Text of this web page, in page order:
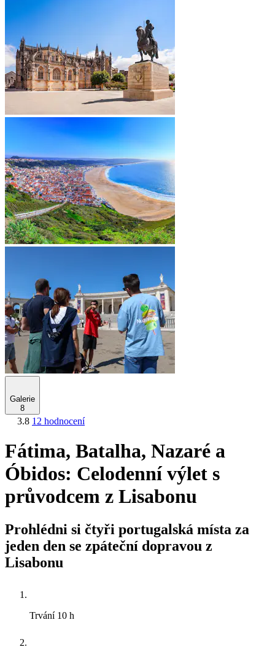
Galerie
8
3.8 12 hodnocení
Fátima, Batalha, Nazaré a
Óbidos: Celodenní výlet s
průvodcem z Lisabonu
Prohlédni si čtyři portugalská místa za
jeden den se zpáteční dopravou z
Lisabonu
Trvání 10 h